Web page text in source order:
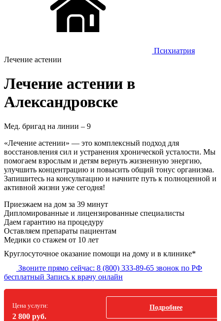
Психиатрия
Лечение астении
Лечение астении в
Александровске
Мед. бригад на линии – 9
«Лечение астении» — это комплексный подход для
восстановления сил и устранения хронической усталости. Мы
помогаем взрослым и детям вернуть жизненную энергию,
улучшить концентрацию и повысить общий тонус организма.
Запишитесь на консультацию и начните путь к полноценной и
активной жизни уже сегодня!
Приезжаем на дом за 39 минут
Дипломированные и лицензированные специалисты
Даем гарантию на процедуру
Оставляем препараты пациентам
Медики со стажем от 10 лет
Круглосуточное оказание помощи на дому и в клинике*
Звоните прямо сейчас: 8 (800) 333-89-65 звонок по РФ
бесплатный Запись к врачу онлайн
Цена услуги:
2 800 руб.
Подробнее